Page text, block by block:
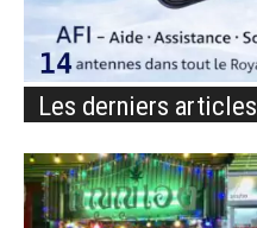
Les derniers articles